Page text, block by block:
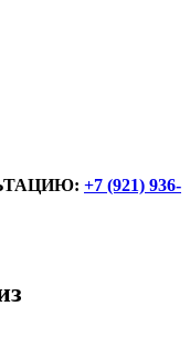
+7 (921) 936-